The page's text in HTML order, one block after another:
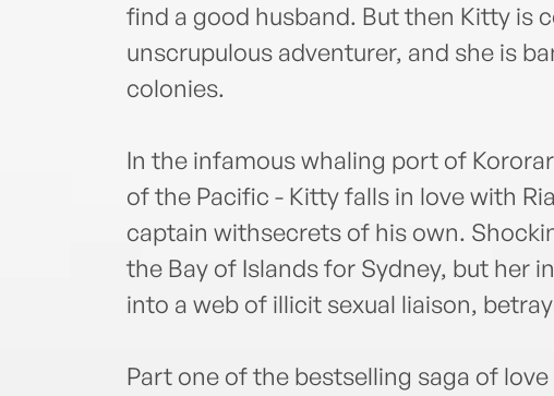
find a good husband. But then Kitty is
unscrupulous adventurer, and she is
colonies.
In the infamous whaling port of
of the Pacific - Kitty falls in love with
captain withsecrets of his own.
the Bay of Islands for Sydney, but her
into a web of illicit sexual liaison,
Part one of the bestselling saga of